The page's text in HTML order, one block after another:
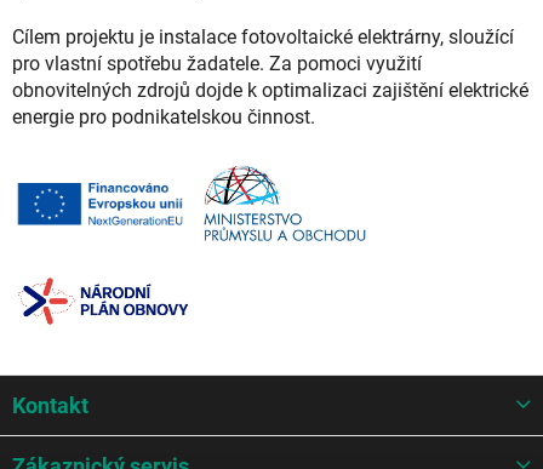
Cílem projektu je instalace fotovoltaické elektrárny, sloužící
pro vlastní spotřebu žadatele. Za pomoci využití
obnovitelných zdrojů dojde k optimalizaci zajištění elektrické
energie pro podnikatelskou činnost.
p
Kontakt